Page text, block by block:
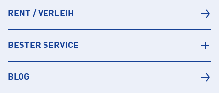
RENT / VERLEIH
BESTER SERVICE
BLOG